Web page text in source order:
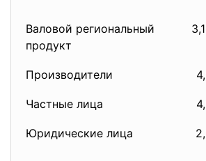
Валовой региональный
продукт
Производители
Частные лица
Юридические лица